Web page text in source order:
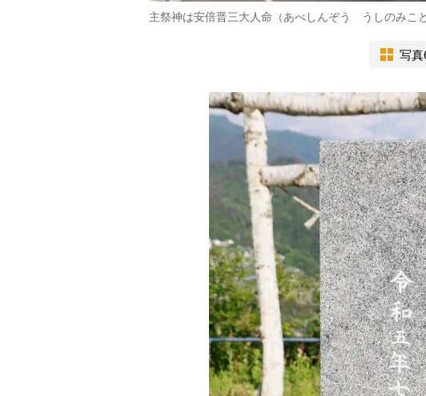
主祭神は安倍晋三大人命（あべしんぞう うしのみこと
写真